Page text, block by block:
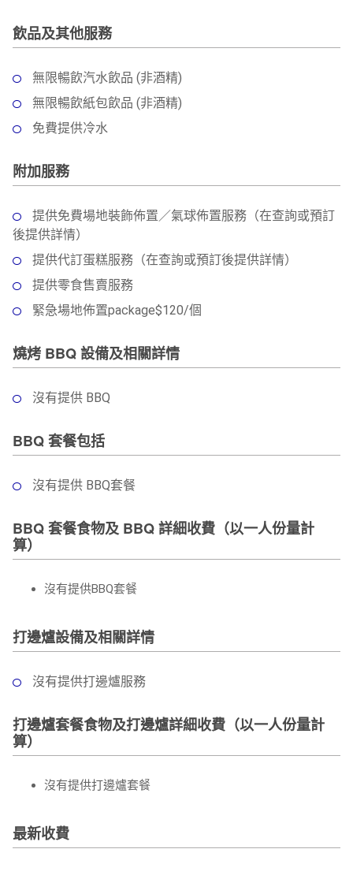
飲品及其他服務
無限暢飲汽水飲品 (非酒精)
無限暢飲紙包飲品 (非酒精)
免費提供冷水
附加服務
提供免費場地裝飾佈置／氣球佈置服務（在查詢或預訂
後提供詳情）
提供代訂蛋糕服務（在查詢或預訂後提供詳情）
提供零食售賣服務
緊急場地佈置package$120/個
燒烤 BBQ 設備及相關詳情
沒有提供 BBQ
BBQ 套餐包括
沒有提供 BBQ套餐
BBQ 套餐食物及 BBQ 詳細收費（以一人份量計
算）
沒有提供BBQ套餐
打邊爐設備及相關詳情
沒有提供打邊爐服務
打邊爐套餐食物及打邊爐詳細收費（以一人份量計
算）
沒有提供打邊爐套餐
最新收費